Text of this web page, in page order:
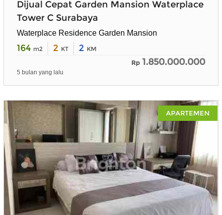
Dijual Cepat Garden Mansion Waterplace
Tower C Surabaya
Waterplace Residence Garden Mansion
164 m2 2 KT 2 KM
Rp 1.850.000.000
5 bulan yang lalu
APARTEMEN